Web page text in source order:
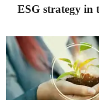
ESG strategy in